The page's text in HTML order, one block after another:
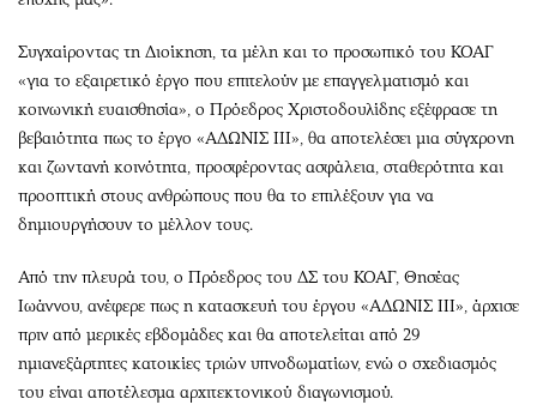
Συγχαίροντας τη Διοίκηση, τα μέλη και το προσωπικό του ΚΟΑΓ
«για το εξαιρετικό έργο που επιτελούν με επαγγελματισμό και
κοινωνική ευαισθησία», ο Πρόεδρος Χριστοδουλίδης εξέφρασε τη
βεβαιότητα πως το έργο «ΑΔΩΝΙΣ ΙΙΙ», θα αποτελέσει μια σύγχρονη
και ζωντανή κοινότητα, προσφέροντας ασφάλεια, σταθερότητα και
προοπτική στους ανθρώπους που θα το επιλέξουν για να
δημιουργήσουν το μέλλον τους.
Από την πλευρά του, ο Πρόεδρος του ΔΣ του ΚΟΑΓ, Θησέας
Ιωάννου, ανέφερε πως η κατασκευή του έργου «ΑΔΩΝΙΣ ΙΙΙ», άρχισε
πριν από μερικές εβδομάδες και θα αποτελείται από 29
ημιανεξάρτητες κατοικίες τριών υπνοδωματίων, ενώ ο σχεδιασμός
του είναι αποτέλεσμα αρχιτεκτονικού διαγωνισμού.